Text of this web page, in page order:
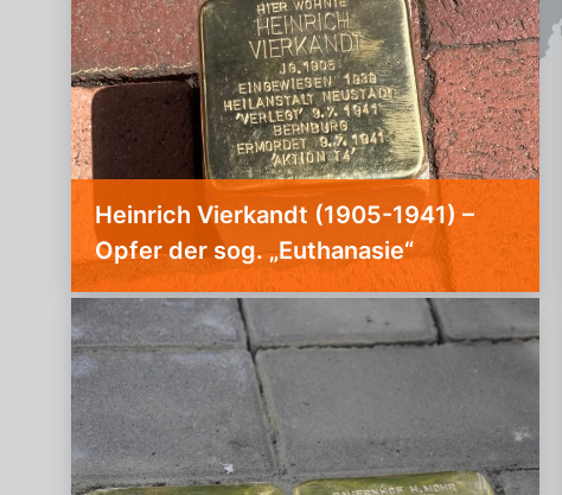
Heinrich Vierkandt (1905-1941) –
Opfer der sog. „Euthanasie“